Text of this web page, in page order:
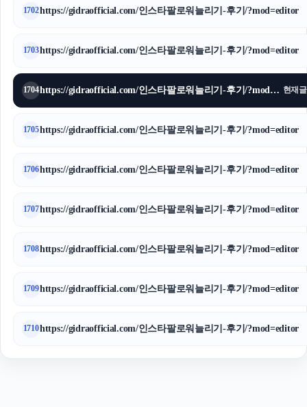
1702https://gidraofficial.com/인스타팔로워늘리기-후기/?mod=editor
1703https://gidraofficial.com/인스타팔로워늘리기-후기/?mod=editor
1704 https://gidraofficial.com/인스타팔로워늘리기-후기/?mod=editor 현재글
1705https://gidraofficial.com/인스타팔로워늘리기-후기/?mod=editor
1706https://gidraofficial.com/인스타팔로워늘리기-후기/?mod=editor
1707https://gidraofficial.com/인스타팔로워늘리기-후기/?mod=editor
1708https://gidraofficial.com/인스타팔로워늘리기-후기/?mod=editor
1709https://gidraofficial.com/인스타팔로워늘리기-후기/?mod=editor
1710https://gidraofficial.com/인스타팔로워늘리기-후기/?mod=editor